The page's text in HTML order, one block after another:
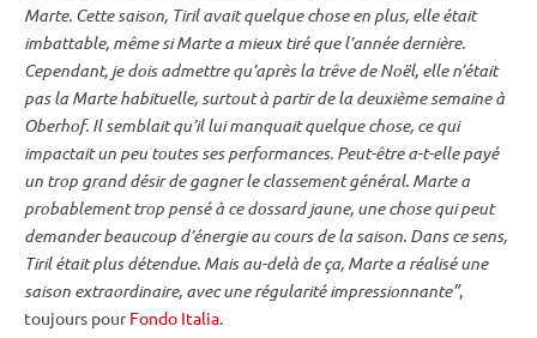
Marte. Cette saison, Tiril avait quelque chose en plus, elle était
imbattable, même si Marte a mieux tiré que l’année dernière.
Cependant, je dois admettre qu’après la trêve de Noël, elle n’était
pas la Marte habituelle, surtout à partir de la deuxième semaine à
Oberhof. Il semblait qu’il lui manquait quelque chose, ce qui
impactait un peu toutes ses performances. Peut-être a-t-elle payé
un trop grand désir de gagner le classement général. Marte a
probablement trop pensé à ce dossard jaune, une chose qui peut
demander beaucoup d’énergie au cours de la saison. Dans ce sens,
Tiril était plus détendue. Mais au-delà de ça, Marte a réalisé une
saison extraordinaire, avec une régularité impressionnante”,
toujours pourFondo Italia.